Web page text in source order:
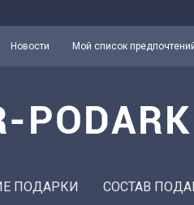
Новости Мой список
ПОДАРКИ СОСТАВ